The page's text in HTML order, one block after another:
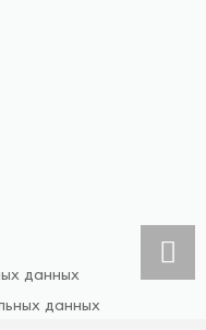
данных
данных